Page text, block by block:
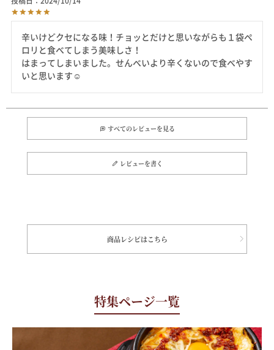
辛いけどクセになる味！チョッとだけと思いながらも１袋ペ
ロリと食べてしまう美味しさ！
はまってしまいました。せんべいより辛くないので食べやす
いと思います☺
すべてのレビューを見る
レビューを書く
商品レシピはこちら
特集ページ一覧